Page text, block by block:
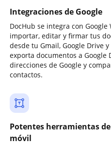
Integraciones de Google
DocHub se integra con
importar, editar y firmar tus
desde tu Gmail, Google Drive
exporta documentos a
direcciones de Google y
contactos.
Potentes herramientas
móvil